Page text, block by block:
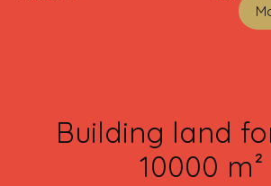
Building land
10000 m²